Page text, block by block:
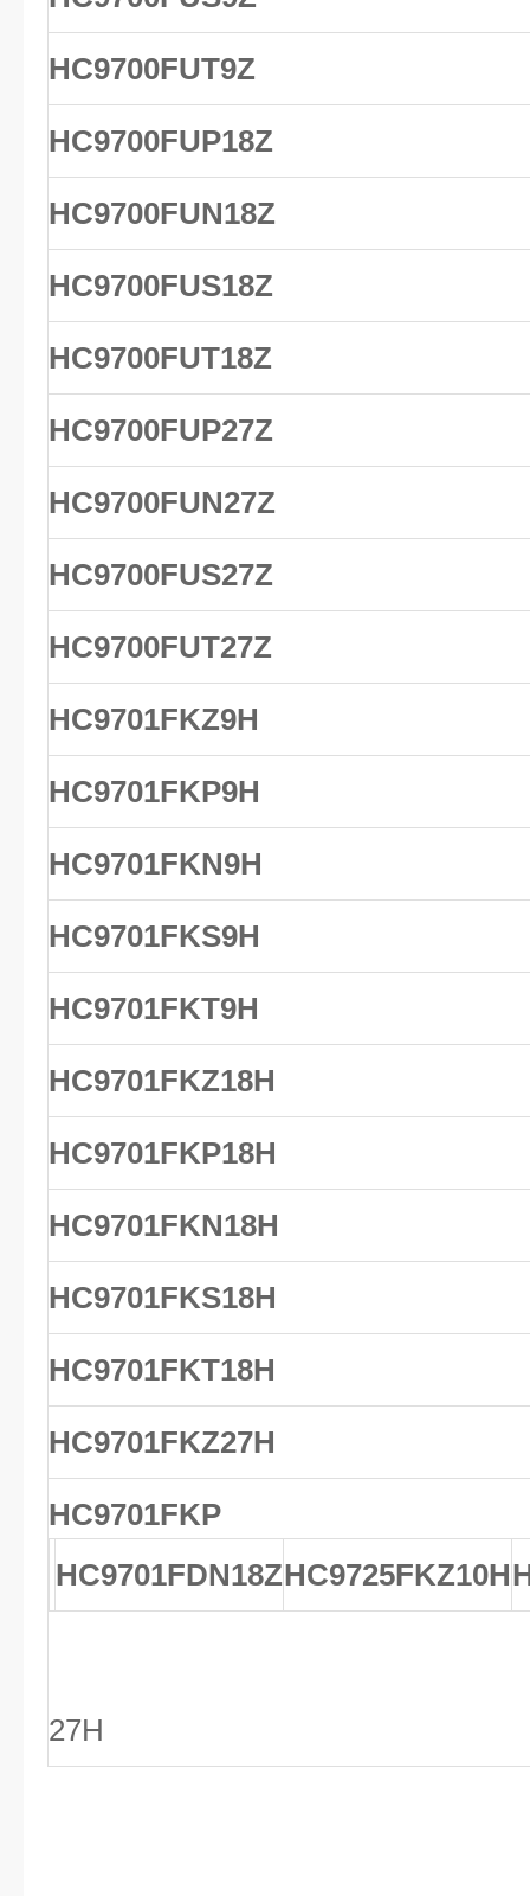
HC9700FUT9Z
HC9700FUP18Z
HC9700FUN18Z
HC9700FUS18Z
HC9700FUT18Z
HC9700FUP27Z
HC9700FUN27Z
HC9700FUS27Z
HC9700FUT27Z
HC9701FKZ9H
HC9701FKP9H
HC9701FKN9H
HC9701FKS9H
HC9701FKT9H
HC9701FKZ18H
HC9701FKP18H
HC9701FKN18H
HC9701FKS18H
HC9701FKT18H
HC9701FKZ27H
HC9701FKP
HC9701FDN18ZHC9725FKZ10H
27H